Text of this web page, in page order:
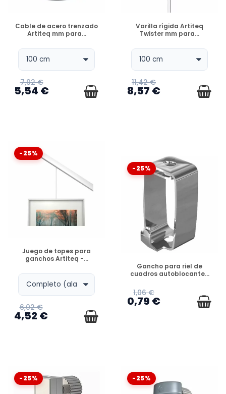
DISPONIBLE
Cable de acero trenzado
Artiteq mm para...
7,92 €
5,54 €
DISPONIBLE
Varilla rígida Artiteq
Twister mm para...
11,42 €
8,57 €
-25%
DISPONIBLE
Juego de topes para
ganchos Artiteq -...
6,02 €
4,52 €
-25%
DISPONIBLE
Gancho para riel de
cuadros autoblocante...
1,06 €
0,79 €
-25% -25%